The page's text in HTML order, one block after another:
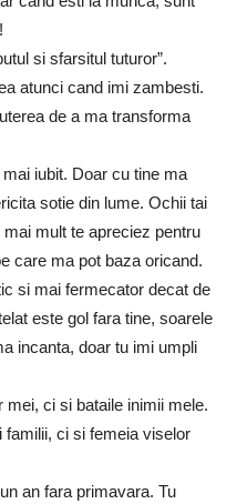
si sfarsitul tuturor”.
atunci cand imi zambesti.
de a ma transforma
iubit. Doar cu tine ma
sotie din lume. Ochii tai
mult te apreciez pentru
care ma pot baza oricand.
si mai fermecator decat de
este gol fara tine, soarele
incanta, doar tu imi umpli
ci si bataile inimii mele.
familii, ci si femeia viselor
an fara primavara. Tu